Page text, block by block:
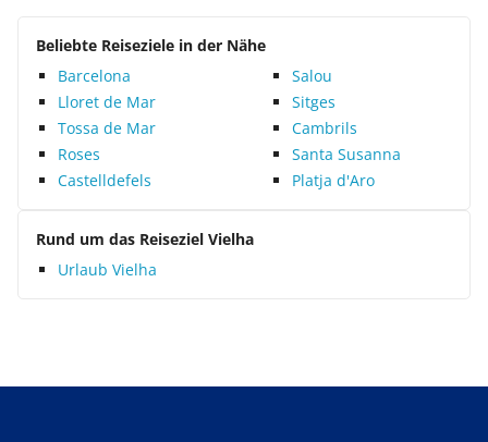
Beliebte Reiseziele in der Nähe
Barcelona
Salou
Lloret de Mar
Sitges
Tossa de Mar
Cambrils
Roses
Santa Susanna
Castelldefels
Platja d'Aro
Rund um das Reiseziel Vielha
Urlaub Vielha